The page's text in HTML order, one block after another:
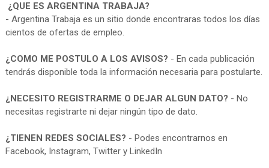
¿QUE ES ARGENTINA TRABAJA?
- Argentina Trabaja es un sitio donde encontraras todos los días
cientos de ofertas de empleo.
¿COMO ME POSTULO A LOS AVISOS? - En cada publicación
tendrás disponible toda la información necesaria para postularte.
¿NECESITO REGISTRARME O DEJAR ALGUN DATO? - No
necesitas registrarte ni dejar ningún tipo de dato.
¿TIENEN REDES SOCIALES? - Podes encontrarnos en
Facebook, Instagram, Twitter y LinkedIn